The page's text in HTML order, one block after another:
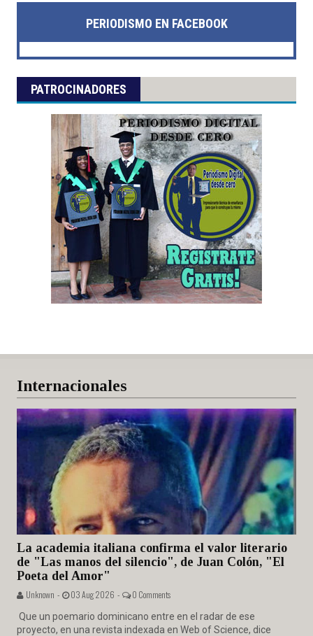
PERIODISMO EN FACEBOOK
PATROCINADORES
Internacionales
La academia italiana confirma el valor literario
de "Las manos del silencio", de Juan Colón, "El
Poeta del Amor"
Unknown - 03 Aug 2026 - 0 Comments
Que un poemario dominicano entre en el radar de ese
proyecto, en una revista indexada en Web of Science, dice